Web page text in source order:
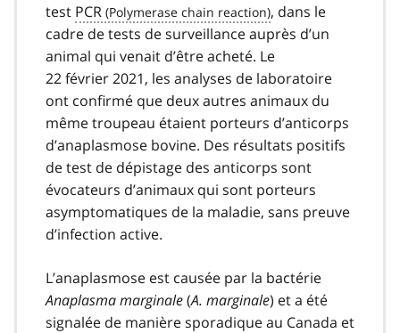
test PCR
, dans le
cadre de tests de surveillance auprès d’un
animal qui venait d’être acheté. Le
22 février 2021, les analyses de laboratoire
ont confirmé que deux autres animaux du
même troupeau étaient porteurs d’anticorps
d’anaplasmose bovine. Des résultats positifs
de test de dépistage des anticorps sont
évocateurs d’animaux qui sont porteurs
asymptomatiques de la maladie, sans preuve
d’infection active.
L’anaplasmose est causée par la bactérie
Anaplasma marginale(A. marginale) et a été
signalée de manière sporadique au Canada et